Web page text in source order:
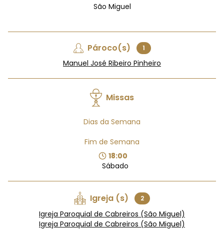
São Miguel
Pároco(s) 1
Manuel José Ribeiro Pinheiro
Missas
Dias da Semana
Fim de Semana
18:00
Sábado
Igreja (s) 2
Igreja Paroquial de Cabreiros (São Miguel)
Igreja Paroquial de Cabreiros (São Miguel)